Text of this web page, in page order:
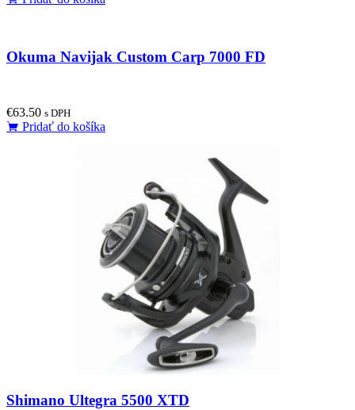
Okuma Navijak Custom Carp 7000 FD
€63.50 s DPH
Pridať do košíka
Shimano Ultegra 5500 XTD